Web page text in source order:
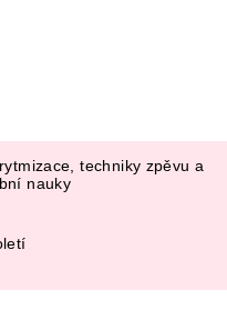
techniky zpěvu a
nauky